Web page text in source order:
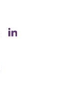
Ga naar de